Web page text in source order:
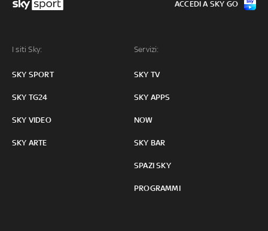
I siti Sky:
SKY SPORT
SKY TG24
SKY VIDEO
SKY ARTE
Servizi:
SKY TV
SKY APPS
NOW
SKY BAR
SPAZI SKY
PROGRAMMI
ACCEDI A SKY GO